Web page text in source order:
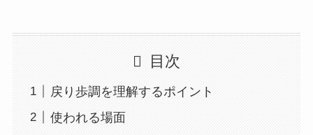
目次
戻り歩調を理解するポイント
使われる場面